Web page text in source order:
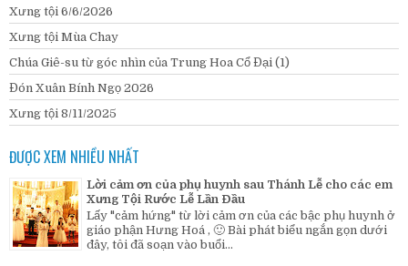
Xưng tội 6/6/2026
Xưng tội Mùa Chay
Chúa Giê-su từ góc nhìn của Trung Hoa Cổ Đại (1)
Đón Xuân Bính Ngọ 2026
Xưng tội 8/11/2025
ĐƯỢC XEM NHIỀU NHẤT
Lời cảm ơn của phụ huynh sau Thánh Lễ cho các em
Xưng Tội Rước Lễ Lần Đầu
Lấy "cảm hứng" từ lời cảm ơn của các bậc phụ huynh ở
giáo phận Hưng Hoá , 🙂 Bài phát biểu ngắn gọn dưới
đây, tôi đã soạn vào buổi...